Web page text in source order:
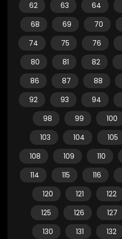
62
63 64
68
69 70
74
75 76
80
81 82
86
87 88
92
93 94
98
99 100
103
104 105
108
109 110
114
115 116
120
121 122
125
126 127
130
131 132